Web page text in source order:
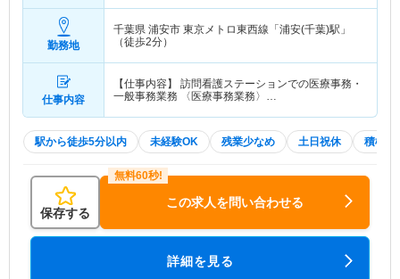
勤務地
千葉県 浦安市 東京メトロ東西線「浦安(千葉)駅」
（徒歩2分）
仕事内容
【仕事内容】 訪問看護ステーションでの医療事務・
一般事務業務 〈医療事務業務〉…
駅から徒歩5分以内 未経験OK 残業少なめ 土日祝休 積極採
保存する
この求人を問い合わせる
詳細を見る